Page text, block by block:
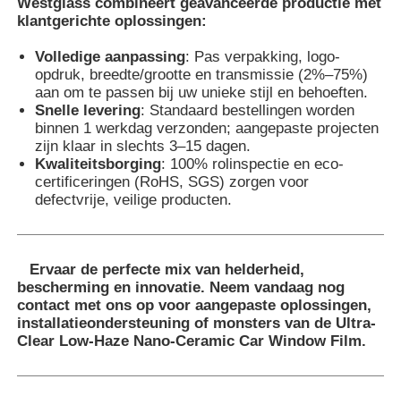
klantgerichte oplossingen:
Volledige aanpassing: Pas verpakking, logo-
opdruk, breedte/grootte en transmissie (2%–75%)
aan om te passen bij uw unieke stijl en behoeften.
Snelle levering: Standaard bestellingen worden
binnen 1 werkdag verzonden; aangepaste projecten
zijn klaar in slechts 3–15 dagen.
Kwaliteitsborging: 100% rolinspectie en eco-
certificeringen (RoHS, SGS) zorgen voor
defectvrije, veilige producten.
Ervaar de perfecte mix van helderheid,
bescherming en innovatie. Neem vandaag nog
contact met ons op voor aangepaste oplossingen,
installatieondersteuning of monsters van de Ultra-
Clear Low-Haze Nano-Ceramic Car Window Film.